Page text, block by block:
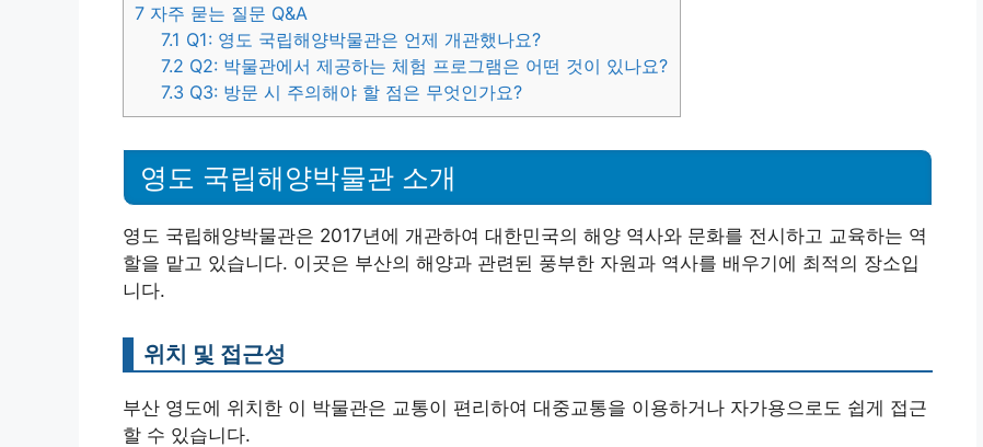
7 자주 묻는 질문 Q&A
7.1 Q1: 영도 국립해양박물관은 언제 개관했나요?
7.2 Q2: 박물관에서 제공하는 체험 프로그램은 어떤 것이 있나요?
7.3 Q3: 방문 시 주의해야 할 점은 무엇인가요?
영도 국립해양박물관 소개
영도 국립해양박물관은 2017년에 개관하여 대한민국의 해양 역사와 문화를 전시하고 교육하는 역
할을 맡고 있습니다. 이곳은 부산의 해양과 관련된 풍부한 자원과 역사를 배우기에 최적의 장소입
니다.
위치 및 접근성
부산 영도에 위치한 이 박물관은 교통이 편리하여 대중교통을 이용하거나 자가용으로도 쉽게 접근
할 수 있습니다.